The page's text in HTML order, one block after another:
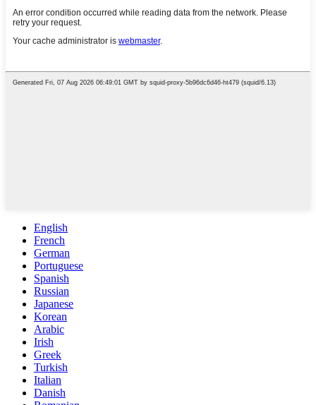
English
French
German
Portuguese
Spanish
Russian
Japanese
Korean
Arabic
Irish
Greek
Turkish
Italian
Danish